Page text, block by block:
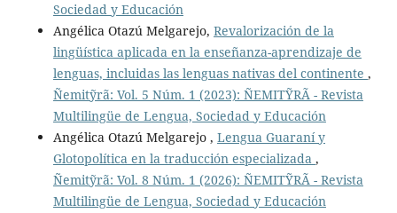
Sociedad y Educación
Angélica Otazú Melgarejo, Revalorización de la
lingüística aplicada en la enseñanza-aprendizaje de
lenguas, incluidas las lenguas nativas del continente ,
Ñemitỹrã: Vol. 5 Núm. 1 (2023): ÑEMITỸRÃ - Revista
Multilingüe de Lengua, Sociedad y Educación
Angélica Otazú Melgarejo , Lengua Guaraní y
Glotopolítica en la traducción especializada ,
Ñemitỹrã: Vol. 8 Núm. 1 (2026): ÑEMITỸRÃ - Revista
Multilingüe de Lengua, Sociedad y Educación